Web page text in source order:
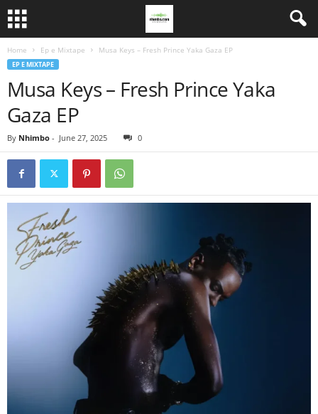
Home Ep e Mixtape Musa Keys – Fresh Prince Yaka Gaza EP
EP E MIXTAPE
Musa Keys – Fresh Prince Yaka
Gaza EP
By Nhimbo - June 27, 2025 0